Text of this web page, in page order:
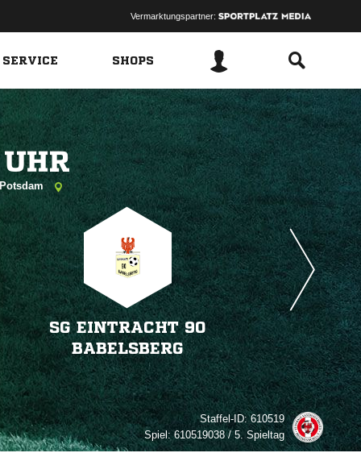
Vermarktungspartner:
SHOPS

SG EINTRACHT 90
BABELSBERG
Staffel-ID:610519
Spiel:610519038 / 5. Spieltag